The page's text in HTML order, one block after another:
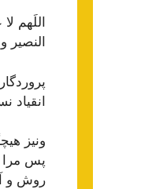
اللَهم
النصير
انقیاد
ونیز
پس مرا
روش و